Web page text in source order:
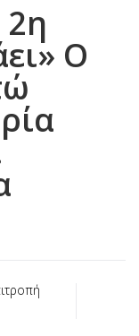
Ο